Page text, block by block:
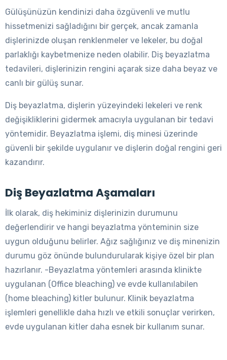
Gülüşünüzün kendinizi daha özgüvenli ve mutlu
hissetmenizi sağladığını bir gerçek, ancak zamanla
dişlerinizde oluşan renklenmeler ve lekeler, bu doğal
parlaklığı kaybetmenize neden olabilir. Diş beyazlatma
tedavileri, dişlerinizin rengini açarak size daha beyaz ve
canlı bir gülüş sunar.
Diş beyazlatma, dişlerin yüzeyindeki lekeleri ve renk
değişikliklerini gidermek amacıyla uygulanan bir tedavi
yöntemidir. Beyazlatma işlemi, diş minesi üzerinde
güvenli bir şekilde uygulanır ve dişlerin doğal rengini geri
kazandırır.
Diş Beyazlatma Aşamaları
İlk olarak, diş hekiminiz dişlerinizin durumunu
değerlendirir ve hangi beyazlatma yönteminin size
uygun olduğunu belirler. Ağız sağlığınız ve diş minenizin
durumu göz önünde bulundurularak kişiye özel bir plan
hazırlanır. -Beyazlatma yöntemleri arasında klinikte
uygulanan (Office bleaching) ve evde kullanılabilen
(home bleaching) kitler bulunur. Klinik beyazlatma
işlemleri genellikle daha hızlı ve etkili sonuçlar verirken,
evde uygulanan kitler daha esnek bir kullanım sunar.